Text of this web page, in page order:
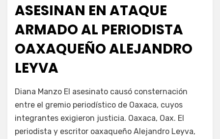
ASESINAN EN ATAQUE
ARMADO AL PERIODISTA
OAXAQUEÑO ALEJANDRO
LEYVA
Fernando Miranda Servín
Diana Manzo El asesinato causó consternación
entre el gremio periodístico de Oaxaca, cuyos
integrantes exigieron justicia. Oaxaca, Oax. El
periodista y escritor oaxaqueño Alejandro Leyva,